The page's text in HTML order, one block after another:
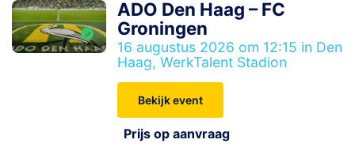
ADO Den Haag – FC
Groningen
16 augustus 2026 om 12:15 in Den
Haag, WerkTalent Stadion
Bekijk event
Prijs op aanvraag